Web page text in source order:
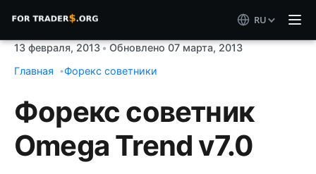
RU
13 февраля, 2013 • Обновлено 07 марта, 2013
Главная
Форекс советники
Форекс советник
Omega Trend v7.0